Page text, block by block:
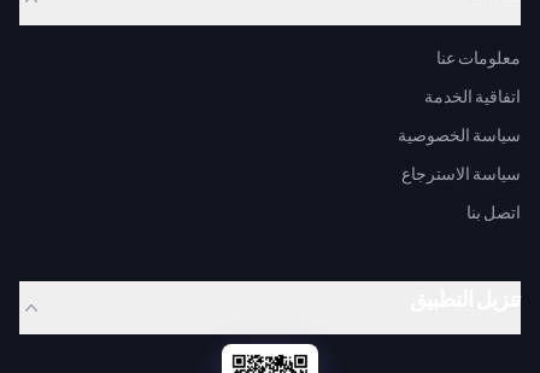
معلومات عنا
اتفاقية الخدمة
سياسة الخصوصية
سياسة الاسترجاع
اتصل بنا